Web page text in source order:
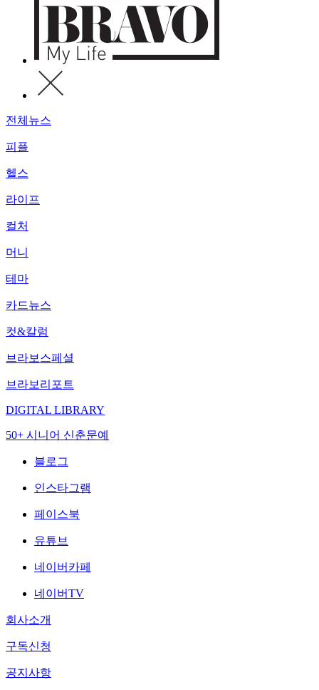
전체뉴스
피플
헬스
라이프
컬처
머니
테마
카드뉴스
컷&칼럼
브라보스페셜
브라보리포트
DIGITAL LIBRARY
50+ 시니어 신춘문예
블로그
인스타그램
페이스북
유튜브
네이버카페
네이버TV
회사소개
구독신청
공지사항